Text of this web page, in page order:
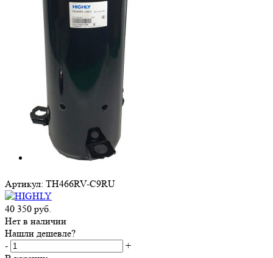
Артикул: TH466RV-C9RU
40 350 руб.
Нет в наличии
Нашли дешевле?
-
+